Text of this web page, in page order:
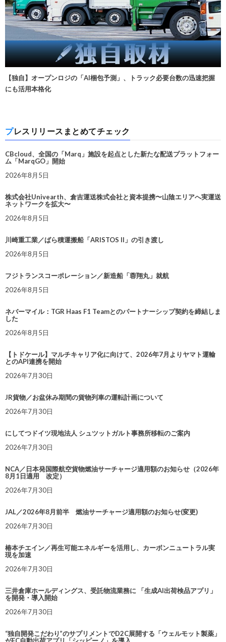
【独自】オープンロジの「AI梱包予測」、トラック必要台数の迅速把握
にも活用本格化
プレスリリースまとめてチェック
CBcloud、全国の「Marq」施設を起点とした新たな配送プラットフォー
ム「MarqGO」開始
2026年8月5日
株式会社Univearth、倉吉運送株式会社と資本提携〜山陰エリアへ実運送
ネットワークを拡大〜
2026年8月5日
川崎重工業／ばら積運搬船「ARISTOS II」の引き渡し
2026年8月5日
フジトランスコーポレーション／新造船「蓉翔丸」就航
2026年8月5日
ネバーマイル：TGR Haas F1 Teamとのパートナーシップ契約を締結しま
した
2026年8月5日
【トドケール】マルチキャリア化に向けて、2026年7月よりヤマト運輸
とのAPI連携を開始
2026年7月30日
JR貨物／お盆休み期間の貨物列車の運転計画について
2026年7月30日
にしてつドイツ現地法人 シュツットガルト事務所移転のご案内
2026年7月30日
NCA／日本発国際航空貨物燃油サーチャージ適用額のお知らせ（2026年
8月1日適用 改定）
2026年7月30日
JAL／2026年8月前半 燃油サーチャージ適用額のお知らせ(変更)
2026年7月30日
椿本チエイン／再生可能エネルギーを活用し、カーボンニュートラル実
現を加速
2026年7月30日
三井倉庫ホールディングス、受託物流業務に 「生成AI出荷検品アプリ」
を開発・導入開始
2026年7月30日
“独自開発こだわり”のサプリメントでD2C展開する「ウェルモット製薬」